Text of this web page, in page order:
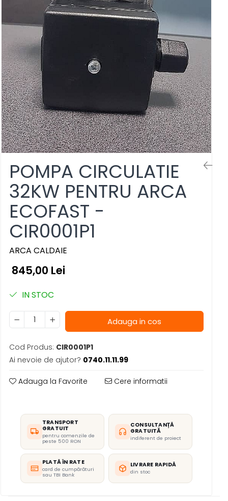
POMPA CIRCULATIE
32KW PENTRU ARCA
ECOFAST -
CIR0001P1
ARCA CALDAIE
845,00 Lei
IN STOC
Adauga in cos
Cod Produs: CIR0001P1
Ai nevoie de ajutor? 0740.11.11.99
Adauga la Favorite Cere informatii
TRANSPORT
GRATUIT
pentru comenzile de
peste 500 RON
CONSULTANȚĂ
GRATUITĂ
indiferent de proiect
PLATĂ ÎN RATE
card de cumpărături
sau TBI Bank
LIVRARE RAPIDĂ
din stoc